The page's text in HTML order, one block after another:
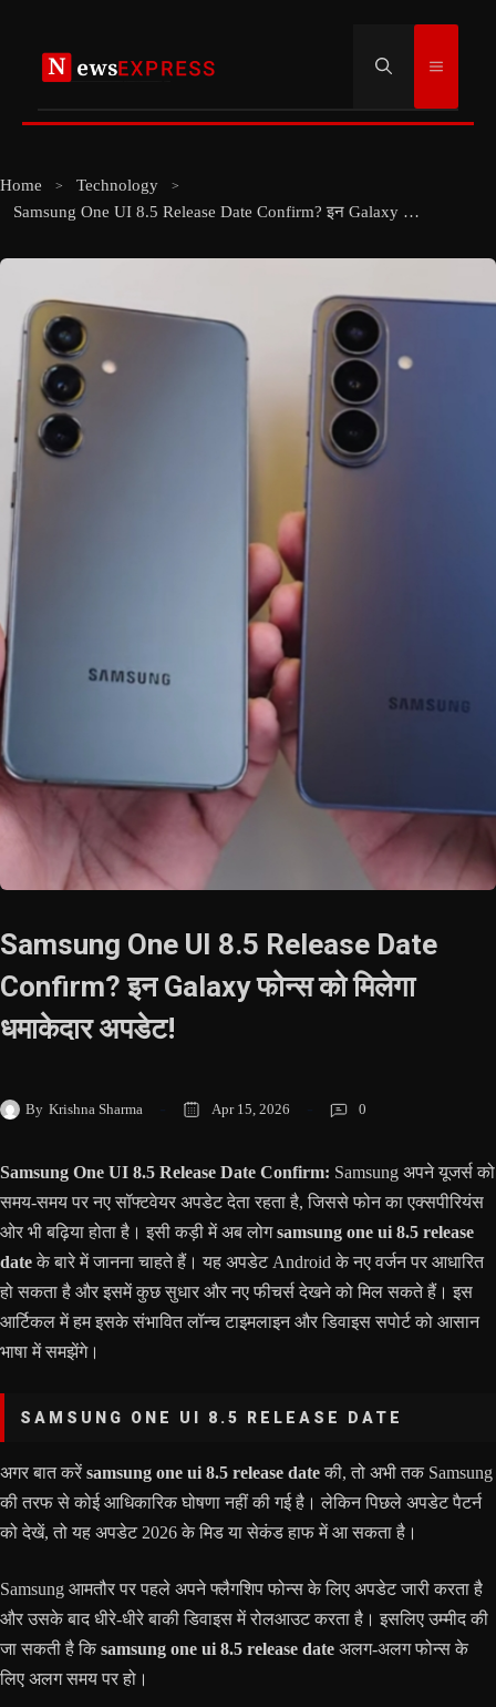
content
Menu
Home
Technology
Samsung One UI 8.5 Release Date Confirm? इन Galaxy फोन्स को मिलेगा धमाकेदार अपडेट!
Samsung One UI 8.5 Release Date
Confirm? इन Galaxy फोन्स को मिलेगा
धमाकेदार अपडेट!
By Krishna Sharma Apr 15, 2026 0
Samsung One UI 8.5 Release Date Confirm: Samsung अपने यूजर्स को
समय-समय पर नए सॉफ्टवेयर अपडेट देता रहता है, जिससे फोन का एक्सपीरियंस
ओर भी बढ़िया होता है। इसी कड़ी में अब लोगsamsung one ui 8.5 release
dateके बारे में जानना चाहते हैं। यह अपडेट Android के नए वर्जन पर आधारित
हो सकता है और इसमें कुछ सुधार और नए फीचर्स देखने को मिल सकते हैं। इस
आर्टिकल में हम इसके संभावित लॉन्च टाइमलाइन और डिवाइस सपोर्ट को आसान
भाषा में समझेंगे।
SAMSUNG ONE UI 8.5 RELEASE DATE
अगर बात करें samsung one ui 8.5 release dateकी, तो अभी तक Samsung
की तरफ से कोई आधिकारिक घोषणा नहीं की गई है। लेकिन पिछले अपडेट पैटर्न
को देखें, तो यह अपडेट 2026 के मिड या सेकंड हाफ में आ सकता है।
Samsung आमतौर पर पहले अपने फ्लैगशिप फोन्स के लिए अपडेट जारी करता है
और उसके बाद धीरे-धीरे बाकी डिवाइस में रोलआउट करता है। इसलिए उम्मीद की
जा सकती है कि samsung one ui 8.5 release date अलग-अलग फोन्स के
लिए अलग समय पर हो।